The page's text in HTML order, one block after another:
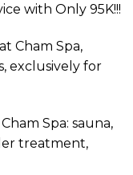
with Only 95K!!!
Cham Spa,
exclusively for
Spa: sauna,
treatment,